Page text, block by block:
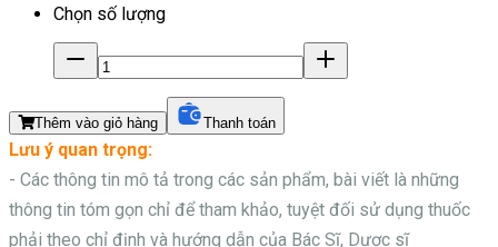
Chọn số lượng
Thêm vào giỏ hàng Thanh toán
Lưu ý quan trọng:
- Các thông tin mô tả trong các sản phẩm, bài viết là những
thông tin tóm gọn chỉ để tham khảo, tuyệt đối sử dụng thuốc
phải theo chỉ định và hướng dẫn của Bác Sĩ, Dược sĩ